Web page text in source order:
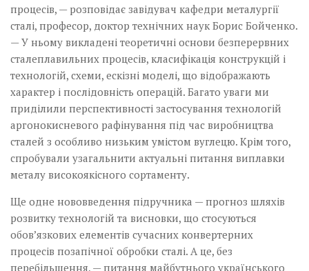
процесів, — розповідає завідувач кафедри металургії
сталі, професор, доктор технічних наук Борис Бойченко.
— У ньому викладені теоретичні основи безперервних
сталеплавильних процесів, класифікація конструкцій і
технологій, схеми, ескізні моделі, що відображають
характер і послідовність операцій. Багато уваги ми
приділили перспективності застосування технологій
аргоно­кисневого рафінування під час виробництва
сталей з особливо низьким умістом вуглецю. Крім того,
спробували узагальнити актуальні питання виплавки
металу високоякісного сортаменту.
Ще одне нововведення підручника — прогноз шляхів
розвитку технологій та висновки, що стосуються
обов’язкових елементів сучасних конвертерних
процесів позапічної обробки сталі. А це, без
перебільшення, — питання майбутнього українського